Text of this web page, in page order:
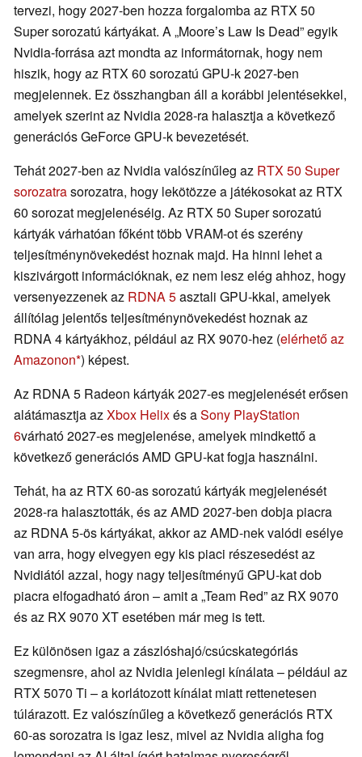
tervezi, hogy 2027-ben hozza forgalomba az RTX 50
Super sorozatú kártyákat. A „Moore’s Law Is Dead” egyik
Nvidia-forrása azt mondta az informátornak, hogy nem
hiszik, hogy az RTX 60 sorozatú GPU-k 2027-ben
megjelennek. Ez összhangban áll a korábbi jelentésekkel,
amelyek szerint az Nvidia 2028-ra halasztja a következő
generációs GeForce GPU-k bevezetését.
Tehát 2027-ben az Nvidia valószínűleg az RTX 50 Super
sorozatrasorozatra, hogy lekötözze a játékosokat az RTX
60 sorozat megjelenéséig. Az RTX 50 Super sorozatú
kártyák várhatóan főként több VRAM-ot és szerény
teljesítménynövekedést hoznak majd. Ha hinni lehet a
kiszivárgott információknak, ez nem lesz elég ahhoz, hogy
versenyezzenek az RDNA 5asztali GPU-kkal, amelyek
állítólag jelentős teljesítménynövekedést hoznak az
RDNA 4 kártyákhoz, például az RX 9070-hez (elérhető az
Amazonon ) képest.
Az RDNA 5 Radeon kártyák 2027-es megjelenését erősen
alátámasztja azXbox Helixés aSony PlayStation
6várható 2027-es megjelenése, amelyek mindkettő a
következő generációs AMD GPU-kat fogja használni.
Tehát, ha az RTX 60-as sorozatú kártyák megjelenését
2028-ra halasztották, és az AMD 2027-ben dobja piacra
az RDNA 5-ös kártyákat, akkor az AMD-nek valódi esélye
van arra, hogy elvegyen egy kis piaci részesedést az
Nvidiától azzal, hogy nagy teljesítményű GPU-kat dob
piacra elfogadható áron – amit a „Team Red” az RX 9070
és az RX 9070 XT esetében már meg is tett.
Ez különösen igaz a zászlóshajó/csúcskategóriás
szegmensre, ahol az Nvidia jelenlegi kínálata – például az
RTX 5070 Ti – a korlátozott kínálat miatt rettenetesen
túlárazott. Ez valószínűleg a következő generációs RTX
60-as sorozatra is igaz lesz, mivel az Nvidia aligha fog